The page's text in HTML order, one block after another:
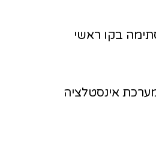
בקו ראשי
אינסטלציה